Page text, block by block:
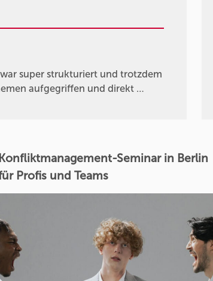
super strukturiert und trotzdem
aufgegriffen und direkt …
Konfliktmanagement-Seminar in Berlin
Profis und Teams